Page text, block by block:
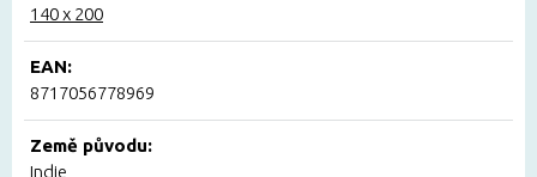
140 x 200
EAN:
8717056778969
Země původu:
Indie